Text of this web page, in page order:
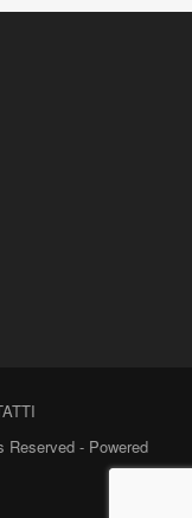
- Powered